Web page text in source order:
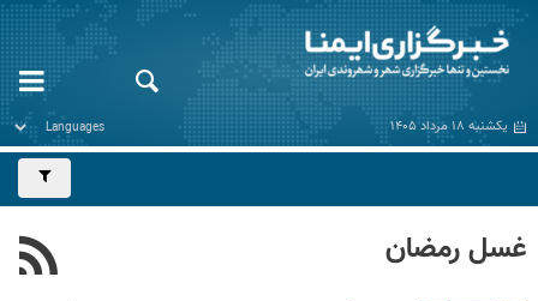
یکشنبه ۱۸ مرداد ۱۴۰۵
غسل رمضان